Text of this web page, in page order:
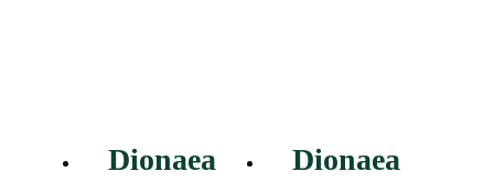
Dionaea
Dionaea